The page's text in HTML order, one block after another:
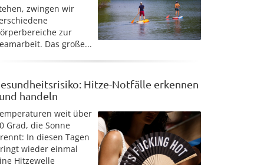
zwingen wir
zur
Das große...
Hitze-Notfälle erkennen
handeln
weit über
Grad, die Sonne
In diesen Tagen
wieder einmal
Hitzewelle